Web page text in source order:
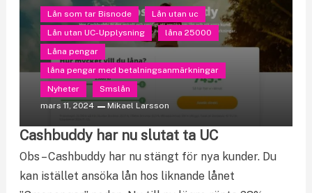
Lån som tar Bisnode
Lån utan uc
Lån utan UC-Upplysning
låna 25000
Låna pengar
låna pengar med betalningsanmärkningar
Nyheter
Smslån
mars 11, 2024
Mikael Larsson
Cashbuddy har nu slutat ta UC
Obs – Cashbuddy har nu stängt för nya kunder. Du
kan istället ansöka lån hos liknande lånet